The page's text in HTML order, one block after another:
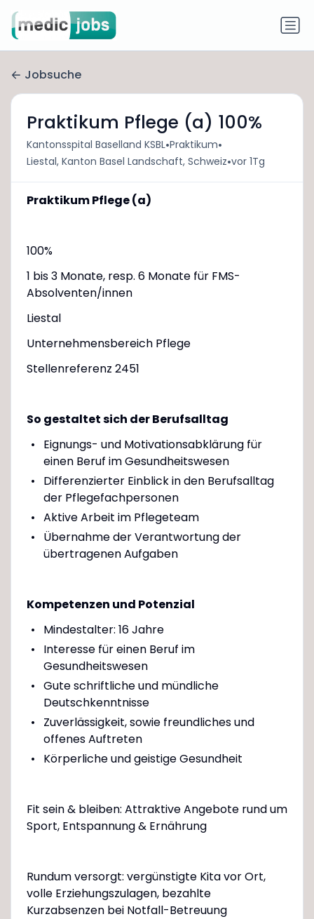
Jobsuche
Praktikum Pflege (a) 100%
Kantonsspital Baselland KSBL•Praktikum•
Liestal, Kanton Basel Landschaft, Schweiz•vor 1Tg
Praktikum Pflege (a)
100%
1 bis 3 Monate, resp. 6 Monate für FMS-
Absolventen/innen
Liestal
Unternehmensbereich Pflege
Stellenreferenz 2451
So gestaltet sich der Berufsalltag
Eignungs- und Motivationsabklärung für
einen Beruf im Gesundheitswesen
Differenzierter Einblick in den Berufsalltag
der Pflegefachpersonen
Aktive Arbeit im Pflegeteam
Übernahme der Verantwortung der
übertragenen Aufgaben
Kompetenzen und Potenzial
Mindestalter: 16 Jahre
Interesse für einen Beruf im
Gesundheitswesen
Gute schriftliche und mündliche
Deutschkenntnisse
Zuverlässigkeit, sowie freundliches und
offenes Auftreten
Körperliche und geistige Gesundheit
Fit sein & bleiben: Attraktive Angebote rund um
Sport, Entspannung & Ernährung
Rundum versorgt: vergünstigte Kita vor Ort,
volle Erziehungszulagen, bezahlte
Kurzabsenzen bei Notfall-Betreuung